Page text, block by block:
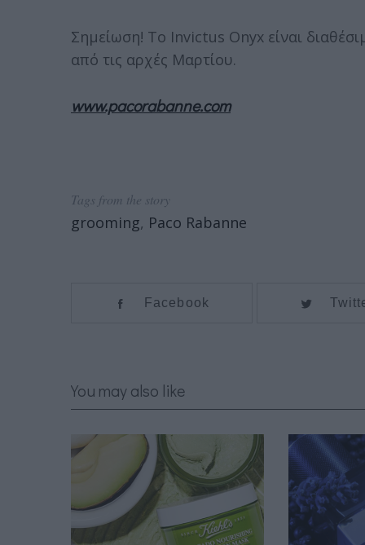
Σημείωση! Το Invictus Onyx είναι
από τις αρχές Μαρτίου.
www.pacorabanne.com
Tags from the story
grooming, Paco Rabanne
Facebook
You may also like